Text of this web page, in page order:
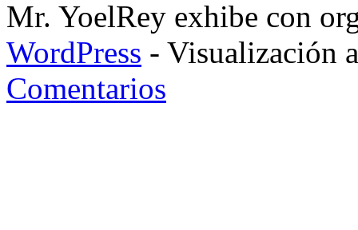
Mr. YoelRey exhibe con
WordPress - Visualización
Comentarios